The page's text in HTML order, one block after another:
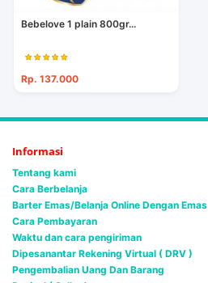
Bebelove 1 plain 800gr...
Rp. 137.000
Informasi
Tentang kami
Cara Berbelanja
Barter Emas/Belanja Online Dengan Emas
Cara Pembayaran
Waktu dan cara pengiriman
Dipesanantar Rekening Virtual ( DRV )
Pengembalian Uang Dan Barang